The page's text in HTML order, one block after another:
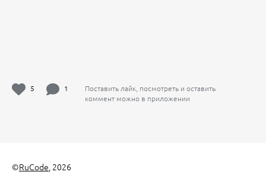
5 1
Поставить лайк, посмотреть и оставить
коммент можно в приложении
©RuCode, 2026